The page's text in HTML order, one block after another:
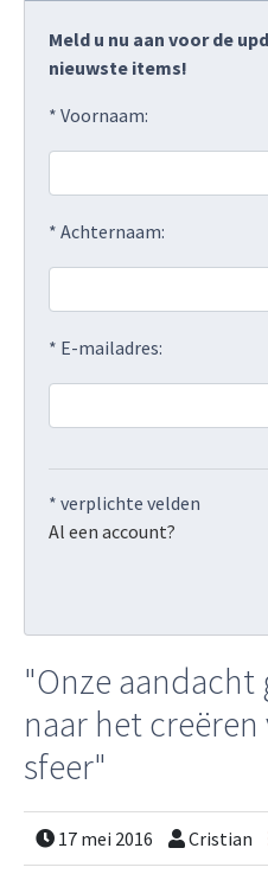
Meld u nu aan voor de
nieuwste items!
* Voornaam:
* Achternaam:
* E-mailadres:
* verplichte velden
Al een account?
"Onze
naar het creëren
sfeer"
17 mei 2016 Cristian